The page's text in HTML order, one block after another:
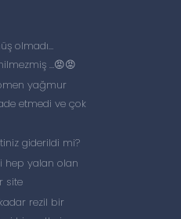
olmadı…
…😡😡
yağmur
etmedi ve çok
giderildi mi?
hep yalan olan
site
rezil bir